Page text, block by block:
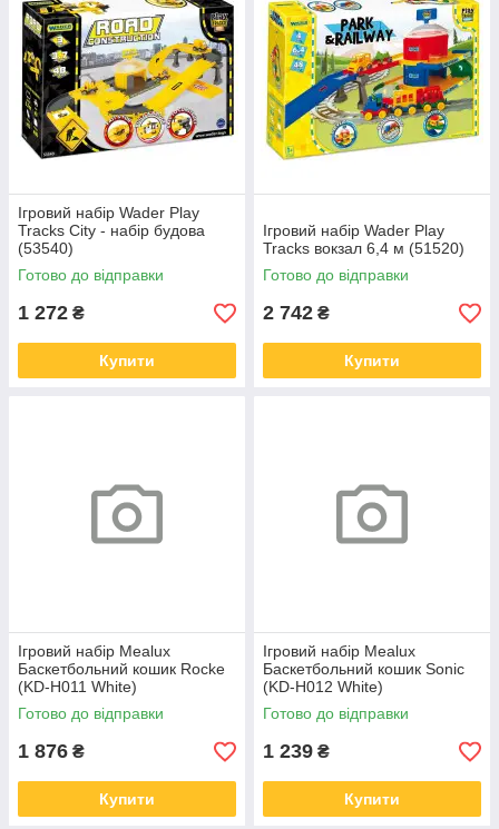
Ігровий набір Wader Play
Tracks City - набір будова
(53540)
Готово до відправки
1 272 ₴
Купити
Ігровий набір Wader Play
Tracks вокзал 6,4 м (51520)
Готово до відправки
2 742 ₴
Купити
Ігровий набір Mealux
Баскетбольний кошик Rocke
(KD-H011 White)
Готово до відправки
1 876 ₴
Купити
Ігровий набір Mealux
Баскетбольний кошик Sonic
(KD-H012 White)
Готово до відправки
1 239 ₴
Купити